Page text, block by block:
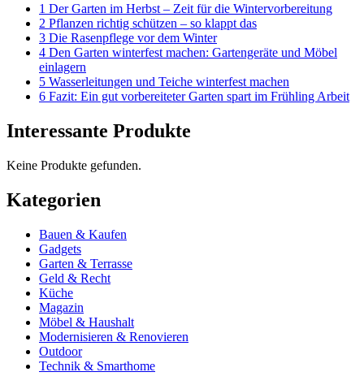
1 Der Garten im Herbst – Zeit für die Wintervorbereitung
2 Pflanzen richtig schützen – so klappt das
3 Die Rasenpflege vor dem Winter
4 Den Garten winterfest machen: Gartengeräte und Möbel
einlagern
5 Wasserleitungen und Teiche winterfest machen
6 Fazit: Ein gut vorbereiteter Garten spart im Frühling Arbeit
Interessante Produkte
Keine Produkte gefunden.
Kategorien
Bauen & Kaufen
Gadgets
Garten & Terrasse
Geld & Recht
Küche
Magazin
Möbel & Haushalt
Modernisieren & Renovieren
Outdoor
Technik & Smarthome